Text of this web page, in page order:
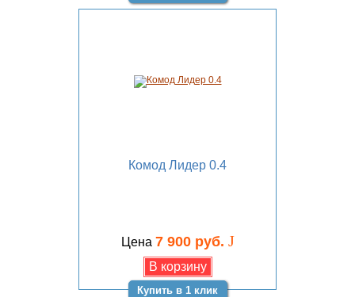
Комод Лидер 0.4
Цена 7 900 руб. J
Купить в 1 клик